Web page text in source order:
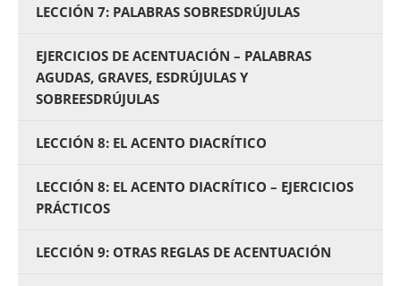
LECCIÓN 7: PALABRAS SOBRESDRÚJULAS
EJERCICIOS DE ACENTUACIÓN – PALABRAS
AGUDAS, GRAVES, ESDRÚJULAS Y
SOBREESDRÚJULAS
LECCIÓN 8: EL ACENTO DIACRÍTICO
LECCIÓN 8: EL ACENTO DIACRÍTICO – EJERCICIOS
PRÁCTICOS
LECCIÓN 9: OTRAS REGLAS DE ACENTUACIÓN